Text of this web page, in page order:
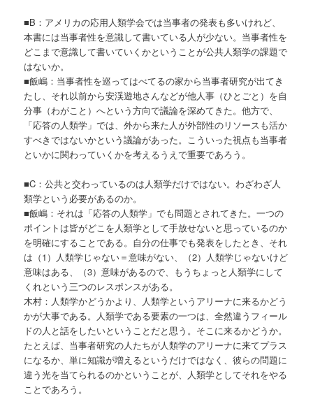
■B：アメリカの応用人類学会では当事者の発表も多いけれど、
本書には当事者性を意識して書いている人が少ない。当事者性を
どこまで意識して書いていくかということが公共人類学の課題で
はないか。
■飯嶋：当事者性を巡ってはべてるの家から当事者研究が出てき
たし、それ以前から安渓遊地さんなどが他人事（ひとごと）を自
分事（わがこと）へという方向で議論を深めてきた。他方で、
「応答の人類学」では、外から来た人が外部性のリソースも活か
すべきではないかという議論があった。こういった視点も当事者
といかに関わっていくかを考えるうえで重要であろう。
■C：公共と交わっているのは人類学だけではない。わざわざ人
類学という必要があるのか。
■飯嶋：それは「応答の人類学」でも問題とされてきた。一つの
ポイントは皆がどこを人類学として手放せないと思っているのか
を明確にすることである。自分の仕事でも発表をしたとき、それ
は（1）人類学じゃない＝意味がない、（2）人類学じゃないけど
意味はある、（3）意味があるので、もうちょっと人類学にして
くれという三つのレスポンスがある。
木村：人類学かどうかより、人類学というアリーナに来るかどう
かが大事である。人類学である要素の一つは、全然違うフィール
ドの人と話をしたいということだと思う。そこに来るかどうか。
たとえば、当事者研究の人たちが人類学のアリーナに来てプラス
になるか、単に知識が増えるというだけではなく、彼らの問題に
違う光を当てられるのかということが、人類学としてそれをやる
ことであろう。